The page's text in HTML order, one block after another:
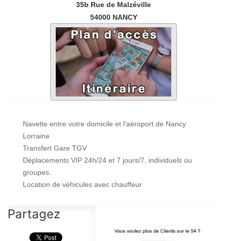
35b Rue de Malzéville
54000 NANCY
Navette entre votre domicile et l'aéroport de Nancy
Lorraine
Transfert Gare TGV
Déplacements VIP 24h/24 et 7 jours/7, individuels ou
groupes.
Location de véhicules avec chauffeur
Partagez